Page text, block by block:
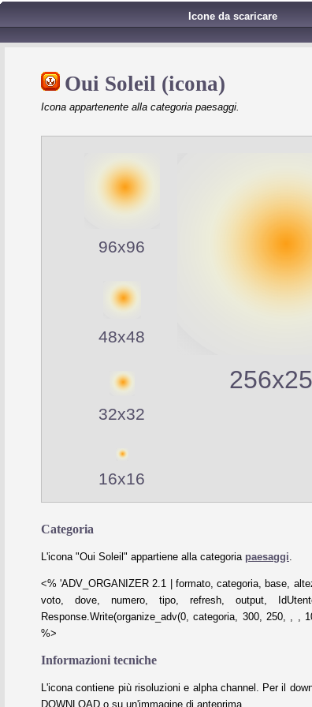
Icone da scaricare
Oui Soleil (icona)
Icona appartenente alla categoria paesaggi.
96x96
48x48
32x32
16x16
Categoria
L'icona "Oui Soleil" appartiene alla categoria paesaggi
<% 'ADV_ORGANIZER 2.1 | formato, categoria, base,
voto, dove, numero, tipo, refresh, output,
Response.Write(organize_adv(0, categoria, 300, 250, ,
%>
Informazioni tecniche
L'icona contiene più risoluzioni e alpha channel. Per il
DOWNLOAD o su un'immagine di anteprima.